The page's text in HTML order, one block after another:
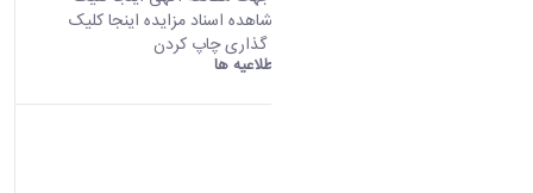
نمایید جهت مشاهده اسناد مزایده اینجا کلیک
نمایید اشتراک گذاری چاپ کردن
اطلاعیه ها